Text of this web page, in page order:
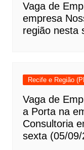
Vaga de
empresa
região nesta
Recife e Região
Vaga de
a Porta na
Consultoria
sexta (05/09/